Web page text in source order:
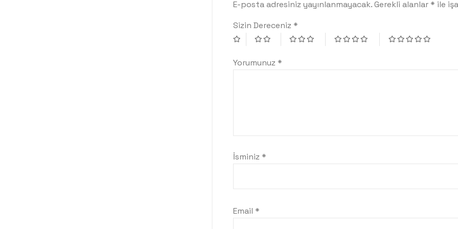
E-posta adresiniz yayınlanmayacak.Gerekli alanlar* ile
Sizin Dereceniz *
Yorumunuz *
İsminiz *
Email *